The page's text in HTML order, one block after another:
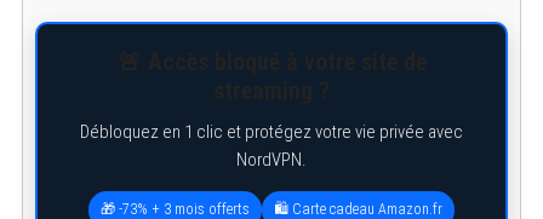
Débloquez en 1 clic et protégez votre vie privée avec
NordVPN.
🎁 -73% + 3 mois offerts 🛍️ Carte cadeau Amazon.fr